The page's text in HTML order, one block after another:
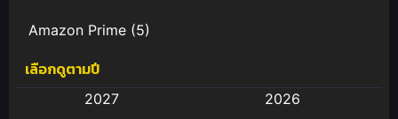
Amazon Prime (5)
Anal (ประตูหลัง)
เลือกดูตามปี
2027
2026